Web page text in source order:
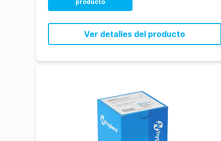
producto
Ver detalles del producto